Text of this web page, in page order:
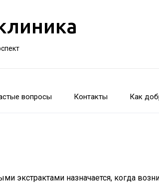
вопросы Контакты Как
экстрактами назначается, когда